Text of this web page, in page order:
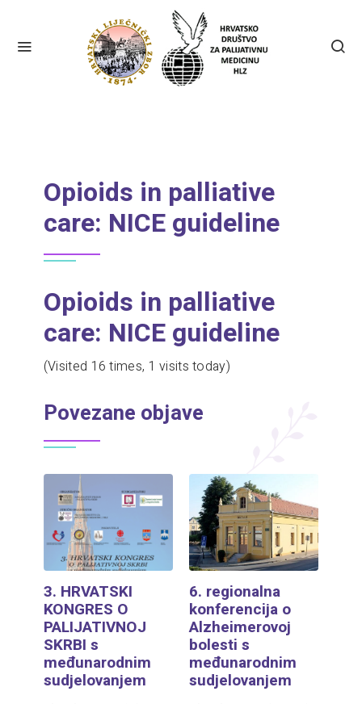
Opioids in palliative
care: NICE guideline
Opioids in palliative
care: NICE guideline
(Visited 16 times, 1 visits today)
Povezane objave
3. HRVATSKI
KONGRES O
PALIJATIVNOJ
SKRBI s
međunarodnim
sudjelovanjem
6. regionalna
konferencija o
Alzheimerovoj
bolesti s
međunarodnim
sudjelovanjem